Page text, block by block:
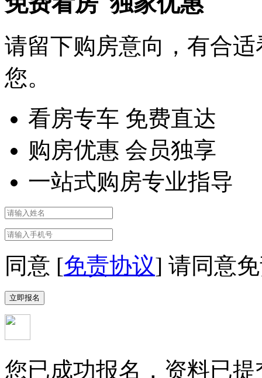
请留下购房意向，有合
您。
看房专车 免费直达
购房优惠 会员独享
一站式购房专业指导
同意 [免责协议] 请同意
您已成功报名，资料已